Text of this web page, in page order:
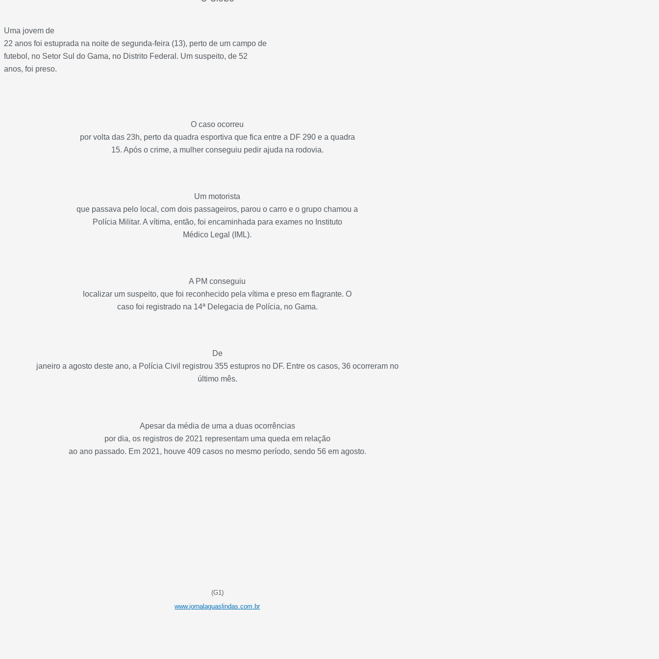
Uma jovem de
22 anos foi estuprada na noite de segunda-feira (13), perto de um campo de
futebol, no Setor Sul do Gama, no Distrito Federal. Um suspeito, de 52
anos, foi preso.
O caso ocorreu
por volta das 23h, perto da quadra esportiva que fica entre a DF 290 e a quadra
15. Após o crime, a mulher conseguiu pedir ajuda na rodovia.
Um motorista
que passava pelo local, com dois passageiros, parou o carro e o grupo chamou a
Polícia Militar. A vítima, então, foi encaminhada para exames no Instituto
Médico Legal (IML).
A PM conseguiu
localizar um suspeito, que foi reconhecido pela vítima e preso em flagrante. O
caso foi registrado na 14ª Delegacia de Polícia, no Gama.
De
janeiro a agosto deste ano, a Polícia Civil registrou 355 estupros no DF. Entre os casos, 36 ocorreram no
último mês.
Apesar da média de uma a duas ocorrências
por dia, os registros de 2021 representam uma queda em relação
ao ano passado. Em 2021, houve 409 casos no mesmo período, sendo 56 em agosto.
(G1)
www.jornalaguaslindas.com.br